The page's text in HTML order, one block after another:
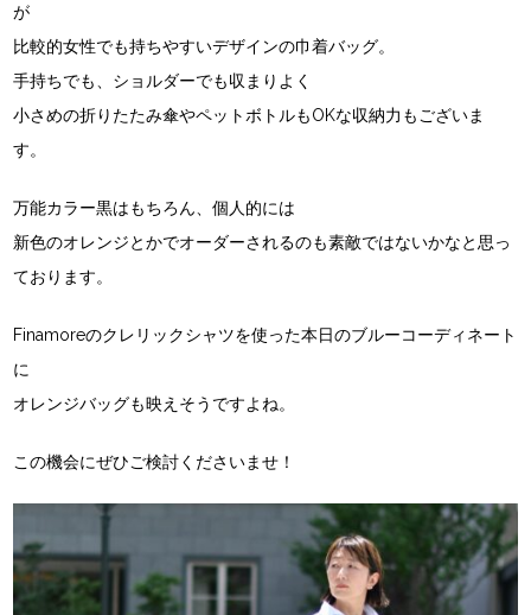
が
比較的女性でも持ちやすいデザインの巾着バッグ。
手持ちでも、ショルダーでも収まりよく
小さめの折りたたみ傘やペットボトルもOKな収納力もございま
す。
万能カラー黒はもちろん、個人的には
新色のオレンジとかでオーダーされるのも素敵ではないかなと思っ
ております。
Finamoreのクレリックシャツを使った本日のブルーコーディネート
に
オレンジバッグも映えそうですよね。
この機会にぜひご検討くださいませ！